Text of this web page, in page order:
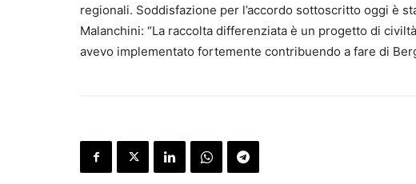
regionali. Soddisfazione per l’accordo sottoscritto oggi è
Malanchini: “La raccolta differenziata è un progetto di
avevo implementato fortemente contribuendo a fare di